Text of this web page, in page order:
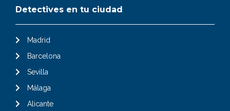
Detectives en tu ciudad
Madrid
Barcelona
Sevilla
Málaga
Alicante